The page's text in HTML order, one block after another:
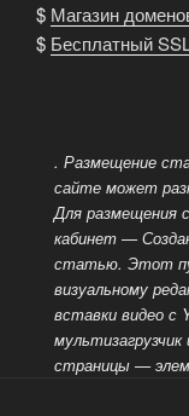
$ Магазин
$ Бесплатный
. Размещение
сайте может
Для размещения
кабинет —
статью. Этот
визуальному
вставки видео с
страницы —